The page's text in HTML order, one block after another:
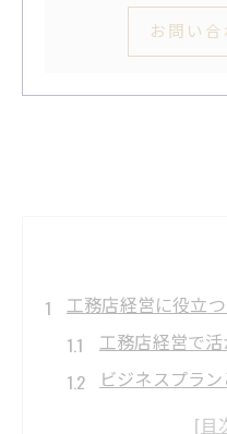
お問い
工務店経営に役立
工務店経営で
ビジネスプラ
工務店経営の